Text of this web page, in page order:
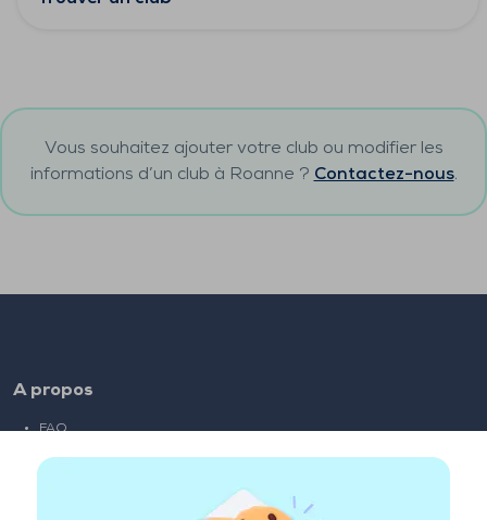
Vous souhaitez ajouter votre club ou modifier les
informations d’un club à Roanne ? Contactez-nous.
A propos
FAQ
Liens partenaires